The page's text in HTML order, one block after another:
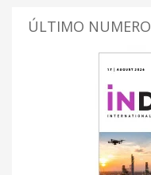
ÚLTIMO NUMERO